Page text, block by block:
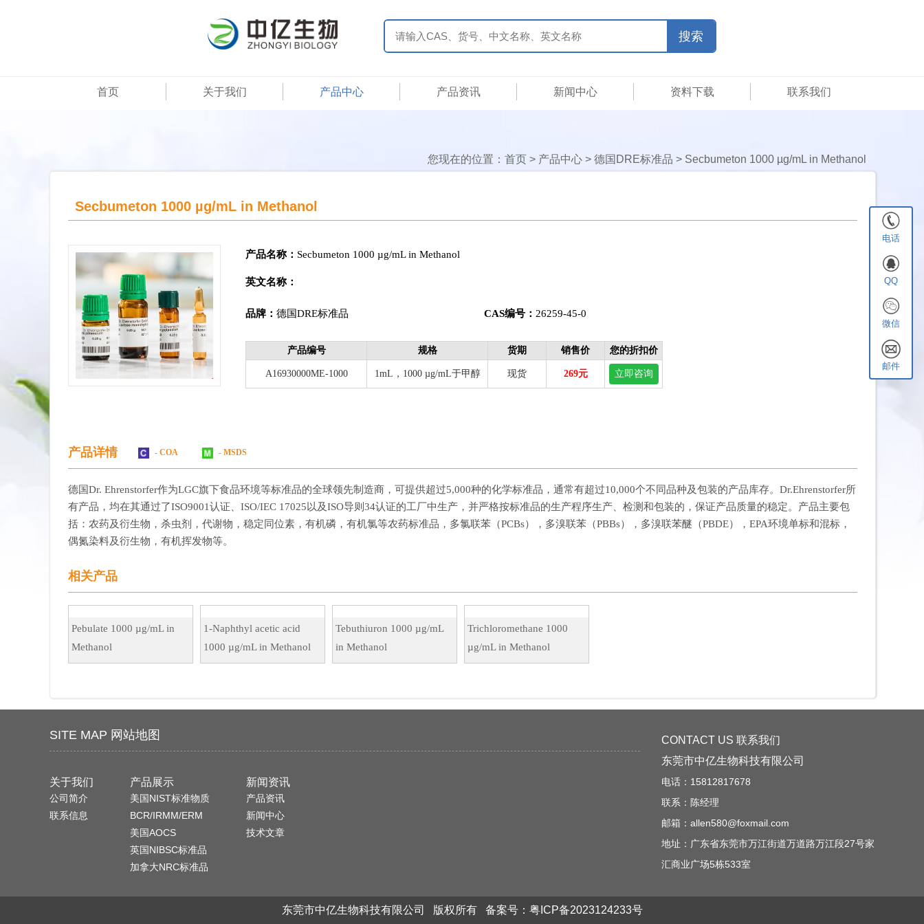
首页 关于我们 产品中心 产品资讯 新闻中心 资料下载 联系我们
您现在的位置： 首页 > 产品中心 > 德国DRE标准品 > Secbumeton 1000 µg/mL in Methanol
Secbumeton 1000 µg/mL in Methanol
产品名称： Secbumeton 1000 µg/mL in Methanol
英文名称：
品牌： 德国DRE标准品 CAS编号： 26259-45-0
产品编号 规格 货期 销售价 您的折扣价
A16930000ME-1000 1mL，1000 µg/mL于甲醇 现货 269元 立即咨询
产品详情 - COA - MSDS
德国Dr. Ehrenstorfer作为LGC旗下食品环境等标准品的全球领先制造商，可提供超过5,000种的化学标准品，通常有超过10,000个不同品种及包装的产品库存。Dr.Ehrenstorfer所
有产品，均在其通过了ISO9001认证、ISO/IEC 17025以及ISO导则34认证的工厂中生产，并严格按标准品的生产程序生产、检测和包装的，保证产品质量的稳定。产品主要包
括：农药及衍生物，杀虫剂，代谢物，稳定同位素，有机磷，有机氯等农药标准品，多氯联苯（PCBs），多溴联苯（PBBs），多溴联苯醚（PBDE），EPA环境单标和混标，
偶氮染料及衍生物，有机挥发物等。
相关产品
Pebulate 1000 µg/mL in
Methanol
1-Naphthyl acetic acid
1000 µg/mL in Methanol
Tebuthiuron 1000 µg/mL
in Methanol
Trichloromethane 1000
µg/mL in Methanol
SITE MAP 网站地图
关于我们
公司简介
联系信息
产品展示
美国NIST标准物质
BCR/IRMM/ERM
美国AOCS
英国NIBSC标准品
加拿大NRC标准品
新闻资讯
产品资讯
新闻中心
技术文章
CONTACT US 联系我们
东莞市中亿生物科技有限公司
电话：15812817678
联系：陈经理
邮箱：allen580@foxmail.com
地址：广东省东莞市万江街道万道路万江段27号家
汇商业广场5栋533室
东莞市中亿生物科技有限公司 版权所有 备案号： 粤ICP备2023124233号
电话
QQ
微信
邮件